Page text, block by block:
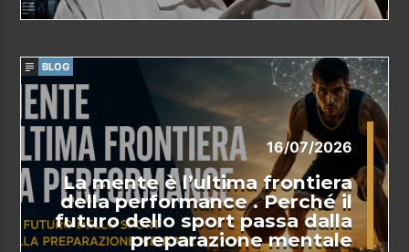
BLOG
16/07/2026
La mente è l’ultima frontiera
della performance . Perché il
futuro dello sport passa dalla
preparazione mentale